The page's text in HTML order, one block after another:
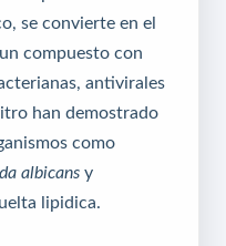
se convierte en el
compuesto con
antivirales
han demostrado
como
albicans y
lipidica.